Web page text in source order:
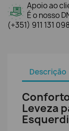
Apoio ao
É o nosso
(+351) 911 131 098
Descrição
Leveza